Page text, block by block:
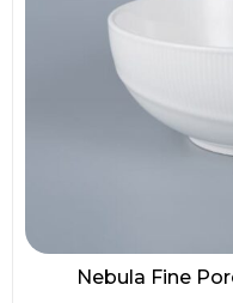
Nebula Fine